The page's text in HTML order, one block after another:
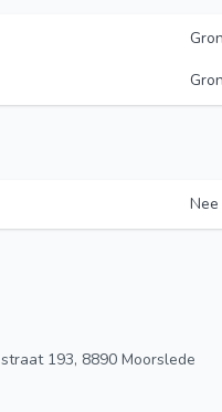
Nee
193, 8890 Moorslede